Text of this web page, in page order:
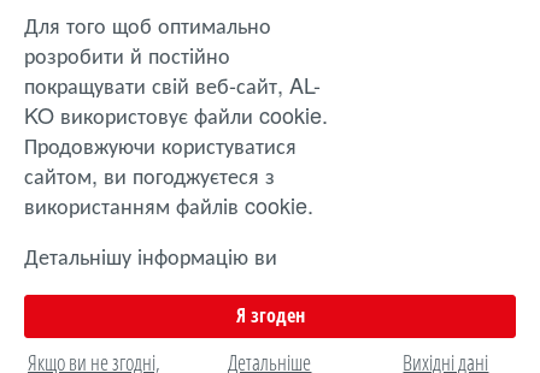
AL-KO в інших країнах
Захист | inTOUCH | Контакти
|
Оферта | Доставка
Gardentech. Усі права захищені.
Для того щоб оптимально
розробити й постійно
покращувати свій веб-сайт, AL-
KO використовує файли cookie.
Продовжуючи користуватися
сайтом, ви погоджуєтеся з
використанням файлів cookie.
Детальнішу інформацію ви
використання файлів cookie.
Я згоден
Якщо ви не згодні, Детальніше Вихідні дані